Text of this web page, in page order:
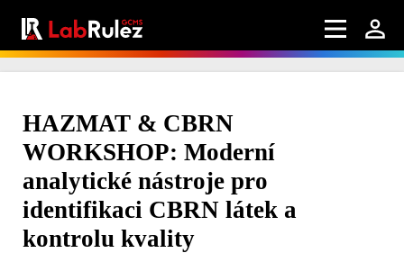
HAZMAT & CBRN
WORKSHOP: Moderní
analytické nástroje pro
identifikaci CBRN látek a
kontrolu kvality